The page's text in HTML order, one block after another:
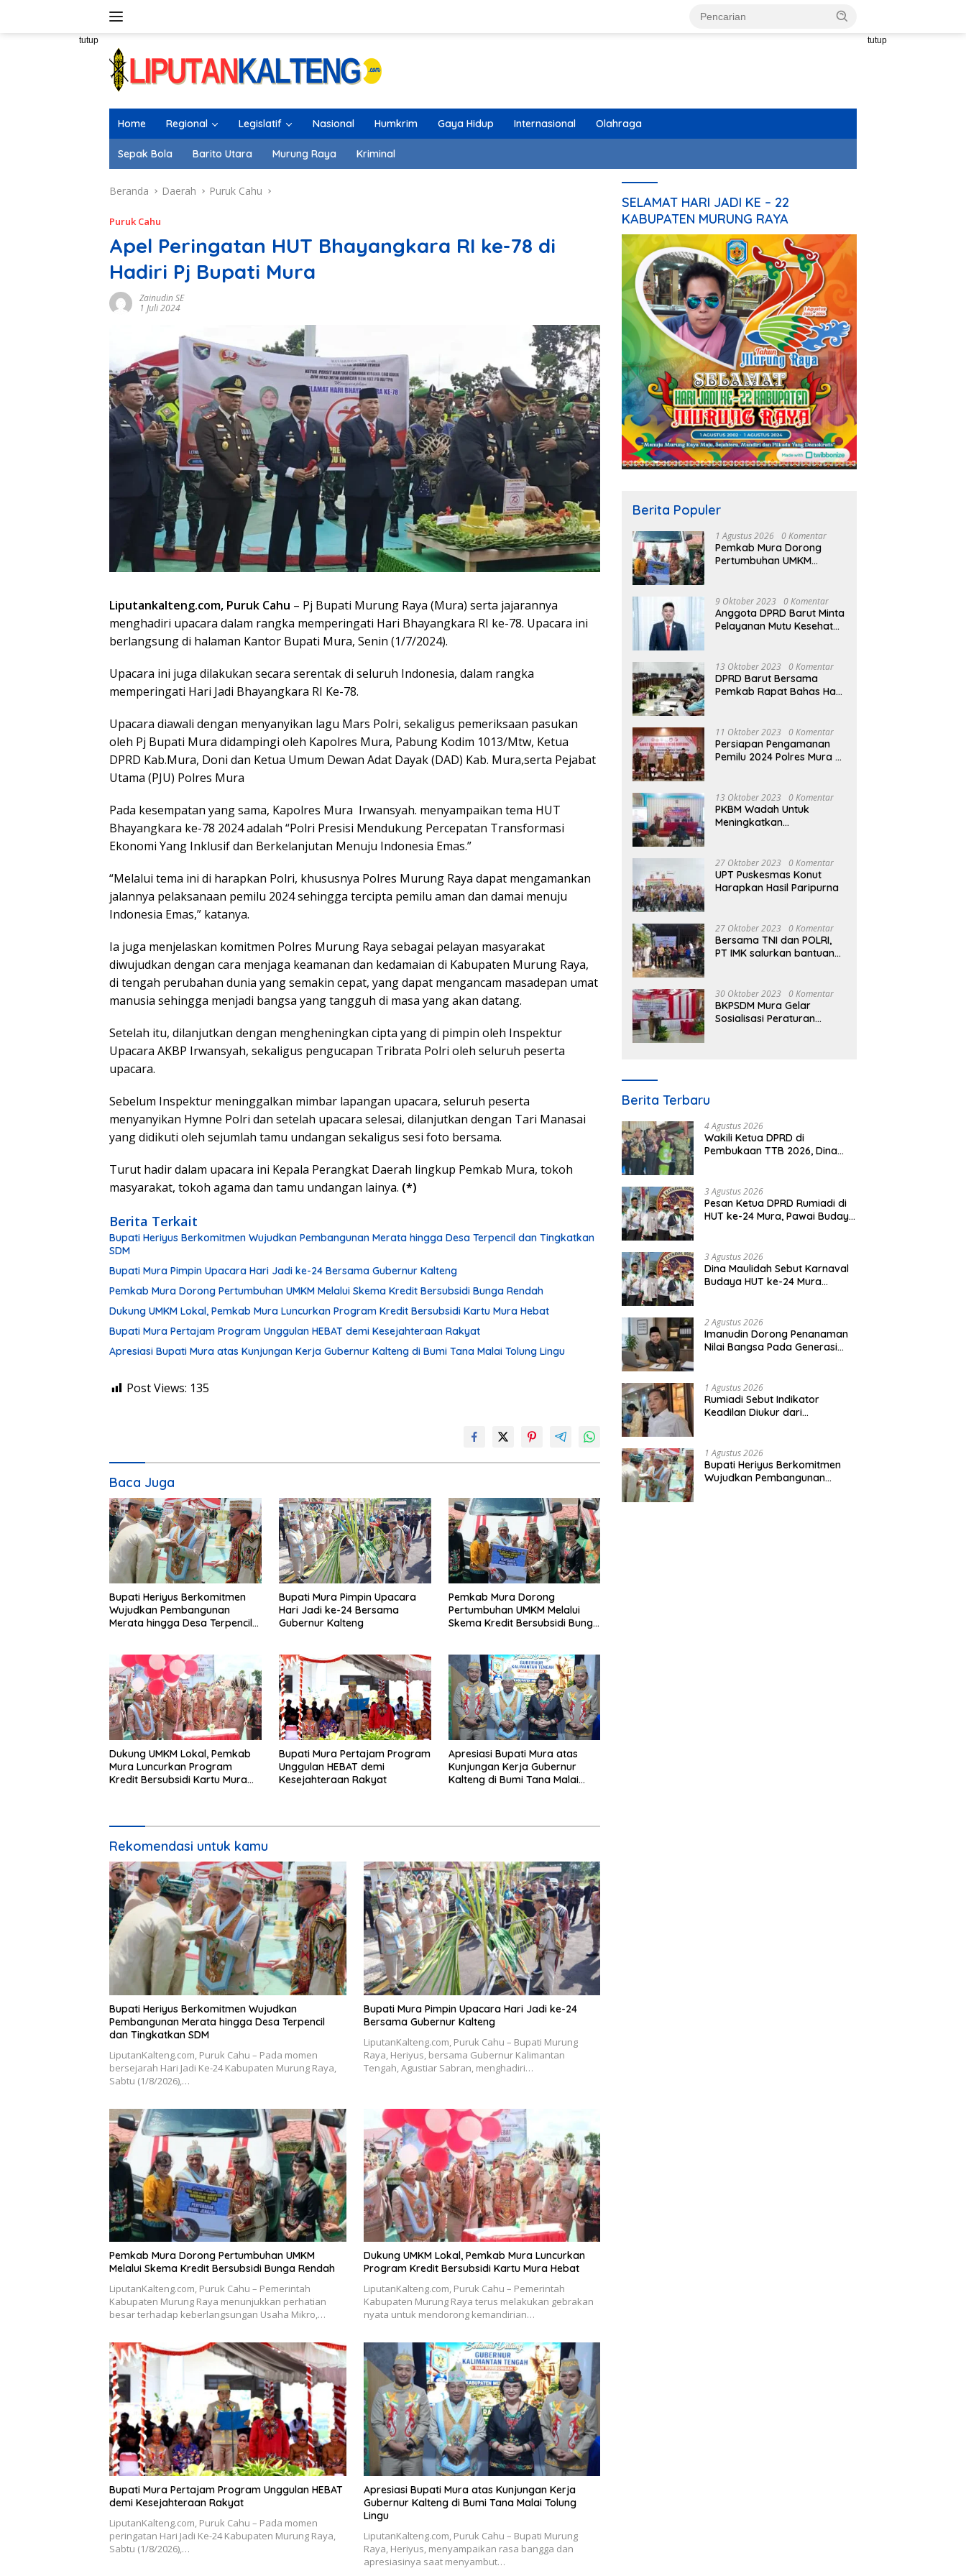
tutup tutup
Home Regional Legislatif Nasional Humkrim Gaya Hidup Internasional Olahraga
Sepak Bola Barito Utara Murung Raya Kriminal
Beranda Daerah Puruk Cahu
Puruk Cahu
Apel Peringatan HUT Bhayangkara RI ke-78 di
Hadiri Pj Bupati Mura
Zainudin SE
1 Juli 2024
Liputankalteng.com, Puruk Cahu – Pj Bupati Murung Raya (Mura) serta jajarannya
menghadiri upacara dalam rangka memperingati Hari Bhayangkara RI ke-78. Upacara ini
berlangsung di halaman Kantor Bupati Mura, Senin (1/7/2024).
Upacara ini juga dilakukan secara serentak di seluruh Indonesia, dalam rangka
memperingati Hari Jadi Bhayangkara RI Ke-78.
Upacara diawali dengan menyanyikan lagu Mars Polri, sekaligus pemeriksaan pasukan
oleh Pj Bupati Mura didampingi oleh Kapolres Mura, Pabung Kodim 1013/Mtw, Ketua
DPRD Kab.Mura, Doni dan Ketua Umum Dewan Adat Dayak (DAD) Kab. Mura,serta Pejabat
Utama (PJU) Polres Mura
Pada kesempatan yang sama, Kapolres Mura Irwansyah. menyampaikan tema HUT
Bhayangkara ke-78 2024 adalah “Polri Presisi Mendukung Percepatan Transformasi
Ekonomi Yang Inklusif dan Berkelanjutan Menuju Indonesia Emas.”
“Melalui tema ini di harapkan Polri, khususnya Polres Murung Raya dapat mengamankan
jalannya pelaksanaan pemilu 2024 sehingga tercipta pemilu aman dan damai menuju
Indonesia Emas,” katanya.
Ia juga menjelaskan komitmen Polres Murung Raya sebagai pelayan masyarakat
diwujudkan dengan cara menjaga keamanan dan kedamaian di Kabupaten Murung Raya,
di tengah perubahan dunia yang semakin cepat, yang dapat mengancam masadepan umat
manusia sehingga menjadi bangsa yang tangguh di masa yang akan datang.
Setelah itu, dilanjutkan dengan mengheningkan cipta yang di pimpin oleh Inspektur
Upacara AKBP Irwansyah, sekaligus pengucapan Tribrata Polri oleh seluruh peserta
upacara.
Sebelum Inspektur meninggalkan mimbar lapangan upacara, seluruh peserta
menyanyikan Hymne Polri dan setelah upacara selesai, dilanjutkan dengan Tari Manasai
yang didikuti oleh sejumlah tamu undangan sekaligus sesi foto bersama.
Turut hadir dalam upacara ini Kepala Perangkat Daerah lingkup Pemkab Mura, tokoh
masyarakat, tokoh agama dan tamu undangan lainya. (*)
Berita Terkait
Bupati Heriyus Berkomitmen Wujudkan Pembangunan Merata hingga Desa Terpencil dan Tingkatkan
SDM
Bupati Mura Pimpin Upacara Hari Jadi ke-24 Bersama Gubernur Kalteng
Pemkab Mura Dorong Pertumbuhan UMKM Melalui Skema Kredit Bersubsidi Bunga Rendah
Dukung UMKM Lokal, Pemkab Mura Luncurkan Program Kredit Bersubsidi Kartu Mura Hebat
Bupati Mura Pertajam Program Unggulan HEBAT demi Kesejahteraan Rakyat
Apresiasi Bupati Mura atas Kunjungan Kerja Gubernur Kalteng di Bumi Tana Malai Tolung Lingu
Post Views: 135
Baca Juga
Bupati Heriyus Berkomitmen
Wujudkan Pembangunan
Merata hingga Desa Terpencil
Bupati Mura Pimpin Upacara
Hari Jadi ke-24 Bersama
Gubernur Kalteng
Pemkab Mura Dorong
Pertumbuhan UMKM Melalui
Skema Kredit Bersubsidi Bunga
Dukung UMKM Lokal, Pemkab
Mura Luncurkan Program
Kredit Bersubsidi Kartu Mura
Bupati Mura Pertajam Program
Unggulan HEBAT demi
Kesejahteraan Rakyat
Apresiasi Bupati Mura atas
Kunjungan Kerja Gubernur
Kalteng di Bumi Tana Malai
Rekomendasi untuk kamu
Bupati Heriyus Berkomitmen Wujudkan
Pembangunan Merata hingga Desa Terpencil
dan Tingkatkan SDM
LiputanKalteng.com, Puruk Cahu – Pada momen
bersejarah Hari Jadi Ke-24 Kabupaten Murung Raya,
Sabtu (1/8/2026),…
Bupati Mura Pimpin Upacara Hari Jadi ke-24
Bersama Gubernur Kalteng
LiputanKalteng.com, Puruk Cahu – Bupati Murung
Raya, Heriyus, bersama Gubernur Kalimantan
Tengah, Agustiar Sabran, menghadiri…
Pemkab Mura Dorong Pertumbuhan UMKM
Melalui Skema Kredit Bersubsidi Bunga Rendah
LiputanKalteng.com, Puruk Cahu – Pemerintah
Kabupaten Murung Raya menunjukkan perhatian
besar terhadap keberlangsungan Usaha Mikro,…
Dukung UMKM Lokal, Pemkab Mura Luncurkan
Program Kredit Bersubsidi Kartu Mura Hebat
LiputanKalteng.com, Puruk Cahu – Pemerintah
Kabupaten Murung Raya terus melakukan gebrakan
nyata untuk mendorong kemandirian…
Bupati Mura Pertajam Program Unggulan HEBAT
demi Kesejahteraan Rakyat
LiputanKalteng.com, Puruk Cahu – Pada momen
peringatan Hari Jadi Ke-24 Kabupaten Murung Raya,
Sabtu (1/8/2026),…
Apresiasi Bupati Mura atas Kunjungan Kerja
Gubernur Kalteng di Bumi Tana Malai Tolung
Lingu
LiputanKalteng.com, Puruk Cahu – Bupati Murung
Raya, Heriyus, menyampaikan rasa bangga dan
apresiasinya saat menyambut…
SELAMAT HARI JADI KE – 22
KABUPATEN MURUNG RAYA
Berita Populer
1 Agustus 2026 0 Komentar
Pemkab Mura Dorong
Pertumbuhan UMKM
9 Oktober 2023 0 Komentar
Anggota DPRD Barut Minta
Pelayanan Mutu Kesehatan
13 Oktober 2023 0 Komentar
DPRD Barut Bersama
Pemkab Rapat Bahas Hasil
Perubahan 2023
11 Oktober 2023 0 Komentar
Persiapan Pengamanan
Pemilu 2024 Polres Mura
13 Oktober 2023 0 Komentar
PKBM Wadah Untuk
Meningkatkan
Dalam Bidang Ekonomi
27 Oktober 2023 0 Komentar
UPT Puskesmas Konut
Harapkan Hasil Paripurna
27 Oktober 2023 0 Komentar
Bersama TNI dan POLRI,
PT IMK salurkan bantuan
30 Oktober 2023 0 Komentar
BKPSDM Mura Gelar
Sosialisasi Peraturan
Berita Terbaru
4 Agustus 2026
Wakili Ketua DPRD di
Pembukaan TTB 2026, Dina
3 Agustus 2026
Pesan Ketua DPRD Rumiadi di
HUT ke-24 Mura, Pawai Budaya
3 Agustus 2026
Dina Maulidah Sebut Karnaval
Budaya HUT ke-24 Mura
2 Agustus 2026
Imanudin Dorong Penanaman
Nilai Bangsa Pada Generasi
1 Agustus 2026
Rumiadi Sebut Indikator
Keadilan Diukur dari
1 Agustus 2026
Bupati Heriyus Berkomitmen
Wujudkan Pembangunan